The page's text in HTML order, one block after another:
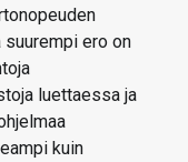
ero on
luettaessa ja
kuin